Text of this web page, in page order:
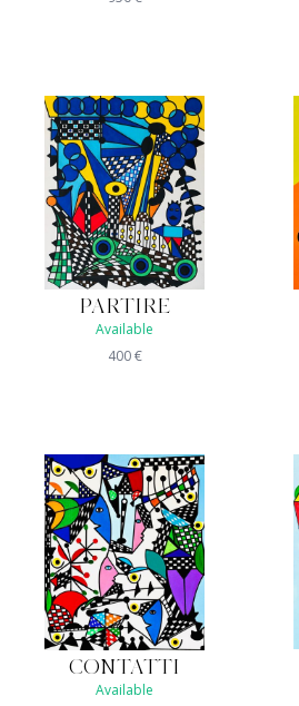
PARTIRE
Available
400€
CONTATTI
Available